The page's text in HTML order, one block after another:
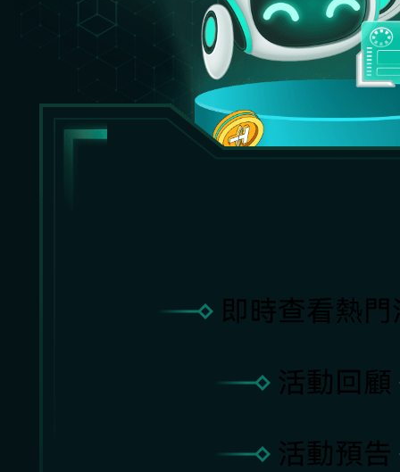
即時查看熱
活動回顧
活動預告